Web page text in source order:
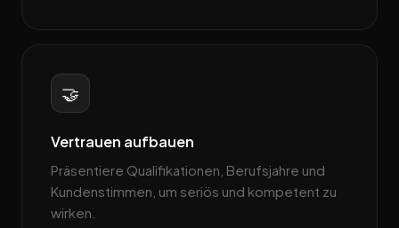
🤝
Vertrauen aufbauen
Präsentiere Qualifikationen, Berufsjahre und
Kundenstimmen, um seriös und kompetent zu
wirken.